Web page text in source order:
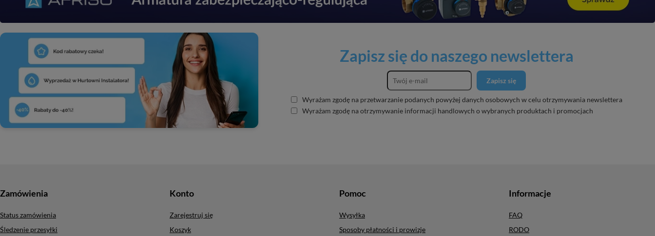
Zapisz się do naszego newslettera
Zapisz się
Wyrażam zgodę na przetwarzanie podanych powyżej danych osobowych w celu otrzymywania newslettera
Wyrażam zgodę na otrzymywanie informacji handlowych o wybranych produktach i promocjach
Zamówienia
Status zamówienia
Śledzenie przesyłki
Konto
Zarejestruj się
Koszyk
Pomoc
Wysyłka
Sposoby płatności i prowizje
Informacje
FAQ
RODO